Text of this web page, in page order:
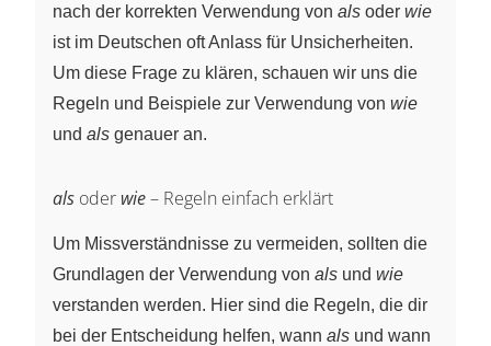
nach der korrekten Verwendung von als oder wie
ist im Deutschen oft Anlass für Unsicherheiten.
Um diese Frage zu klären, schauen wir uns die
Regeln und Beispiele zur Verwendung von wie
und als genauer an.
als oder wie– Regeln einfach erklärt
Um Missverständnisse zu vermeiden, sollten die
Grundlagen der Verwendung von als und wie
verstanden werden. Hier sind die Regeln, die dir
bei der Entscheidung helfen, wann als und wann